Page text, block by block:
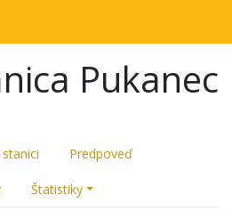
Pukanec
Predpoveď
Štatistiky